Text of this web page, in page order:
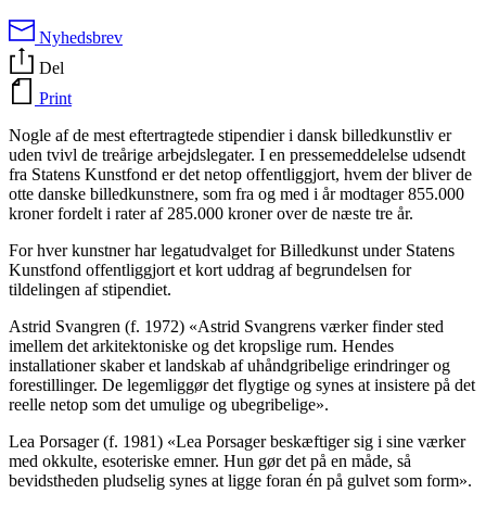
Nyhedsbrev
Del
Print
Nogle af de mest eftertragtede stipendier i dansk billedkunstliv er
uden tvivl de treårige arbejdslegater. I en pressemeddelelse udsendt
fra Statens Kunstfond er det netop offentliggjort, hvem der bliver de
otte danske billedkunstnere, som fra og med i år modtager 855.000
kroner fordelt i rater af 285.000 kroner over de næste tre år.
For hver kunstner har legatudvalget for Billedkunst under Statens
Kunstfond offentliggjort et kort uddrag af begrundelsen for
tildelingen af stipendiet.
Astrid Svangren (f. 1972) «Astrid Svangrens værker finder sted
imellem det arkitektoniske og det kropslige rum. Hendes
installationer skaber et landskab af uhåndgribelige erindringer og
forestillinger. De legemliggør det flygtige og synes at insistere på det
reelle netop som det umulige og ubegribelige».
Lea Porsager (f. 1981) «Lea Porsager beskæftiger sig i sine værker
med okkulte, esoteriske emner. Hun gør det på en måde, så
bevidstheden pludselig synes at ligge foran én på gulvet som form».